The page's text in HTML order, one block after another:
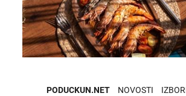
PODUCKUN.NET NOVOSTI